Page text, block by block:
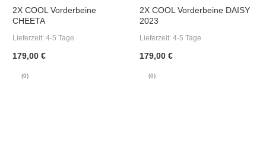
2X COOL Vorderbeine
CHEETA
Lieferzeit: 4-5 Tage
179,00 €
(0)
2X COOL Vorderbeine DAISY
2023
Lieferzeit: 4-5 Tage
179,00 €
(0)